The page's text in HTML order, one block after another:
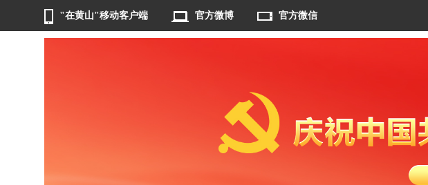
"在黄山"移动客户端 官方微博 官方微信